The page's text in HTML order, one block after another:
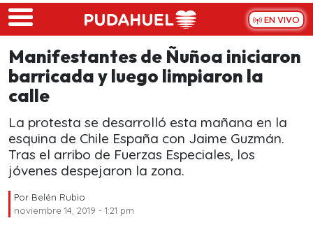
Skip to main content
EN VIVO
Manifestantes de Ñuñoa iniciaron
barricada y luego limpiaron la
calle
La protesta se desarrolló esta mañana en la
esquina de Chile España con Jaime Guzmán.
Tras el arribo de Fuerzas Especiales, los
jóvenes despejaron la zona.
Por Belén Rubio
noviembre 14, 2019 - 1:21 pm